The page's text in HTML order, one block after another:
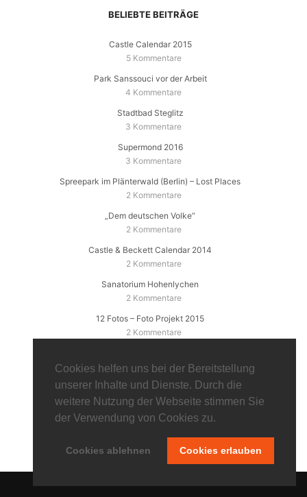
Cookies helfen uns bei der Bereitstellung
unserer Inhalte und Dienste. Durch die
weitere Nutzung der Webseite stimmen Sie
der Verwendung von Cookies zu.
Cookies ablehnen Cookies erlauben
BELIEBTE BEITRÄGE
Castle Calendar 2015
5 Kommentare
Park Sanssouci vor der Arbeit
4 Kommentare
Stadtbad Steglitz
3 Kommentare
Supermond 2016
3 Kommentare
Spreepark im Plänterwald (Berlin) – Lost Places
2 Kommentare
„Dem deutschen Volke“
2 Kommentare
Castle & Beckett Calendar 2014
2 Kommentare
Sanatorium Hohenlychen
2 Kommentare
12 Fotos – Foto Projekt 2015
2 Kommentare
2 Kommentare
LOST PLACES FOTOTOUREN